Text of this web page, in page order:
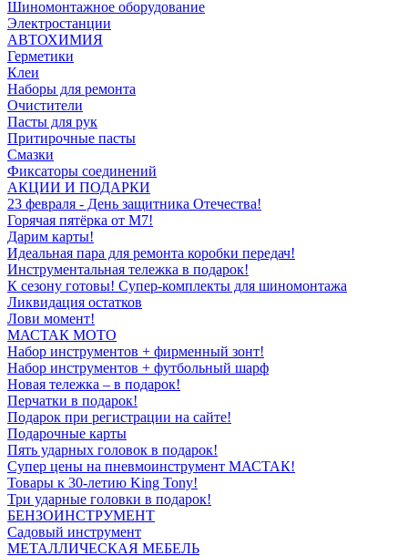
Шиномонтажное оборудование
Электростанции
АВТОХИМИЯ
Герметики
Клеи
Наборы для ремонта
Очистители
Пасты для рук
Притирочные пасты
Смазки
Фиксаторы соединений
АКЦИИ И ПОДАРКИ
23 февраля - День защитника Отечества!
Горячая пятёрка от M7!
Дарим карты!
Идеальная пара для ремонта коробки передач!
Инструментальная тележка в подарок!
К сезону готовы! Супер-комплекты для шиномонтажа
Ликвидация остатков
Лови момент!
МАСТАК МОТО
Набор инструментов + фирменный зонт!
Набор инструментов + футбольный шарф
Новая тележка – в подарок!
Перчатки в подарок!
Подарок при регистрации на сайте!
Подарочные карты
Пять ударных головок в подарок!
Супер цены на пневмоинструмент МАСТАК!
Товары к 30-летию King Tony!
Три ударные головки в подарок!
БЕНЗОИНСТРУМЕНТ
Садовый инструмент
МЕТАЛЛИЧЕСКАЯ МЕБЕЛЬ